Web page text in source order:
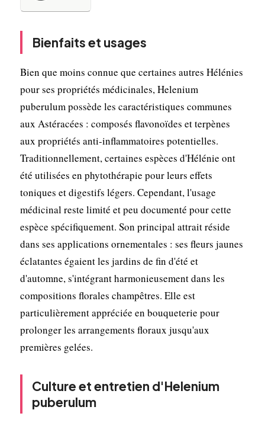
Bienfaits et usages
Bien que moins connue que certaines autres Hélénies
pour ses propriétés médicinales, Helenium
puberulum possède les caractéristiques communes
aux Astéracées : composés flavonoïdes et terpènes
aux propriétés anti-inflammatoires potentielles.
Traditionnellement, certaines espèces d'Hélénie ont
été utilisées en phytothérapie pour leurs effets
toniques et digestifs légers. Cependant, l'usage
médicinal reste limité et peu documenté pour cette
espèce spécifiquement. Son principal attrait réside
dans ses applications ornementales : ses fleurs jaunes
éclatantes égaient les jardins de fin d'été et
d'automne, s'intégrant harmonieusement dans les
compositions florales champêtres. Elle est
particulièrement appréciée en bouqueterie pour
prolonger les arrangements floraux jusqu'aux
premières gelées.
Culture et entretien d'Helenium
puberulum